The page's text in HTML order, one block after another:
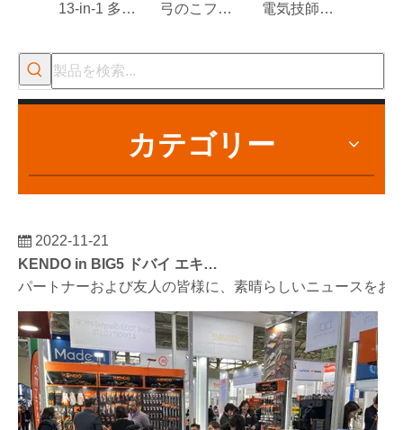
13-in-1 多機能ツール 弓のこフレーム 電気技師用ハサミ
カテゴリー
2022-11-21
パートナーおよび友人の皆様に、素晴らしいニュースを